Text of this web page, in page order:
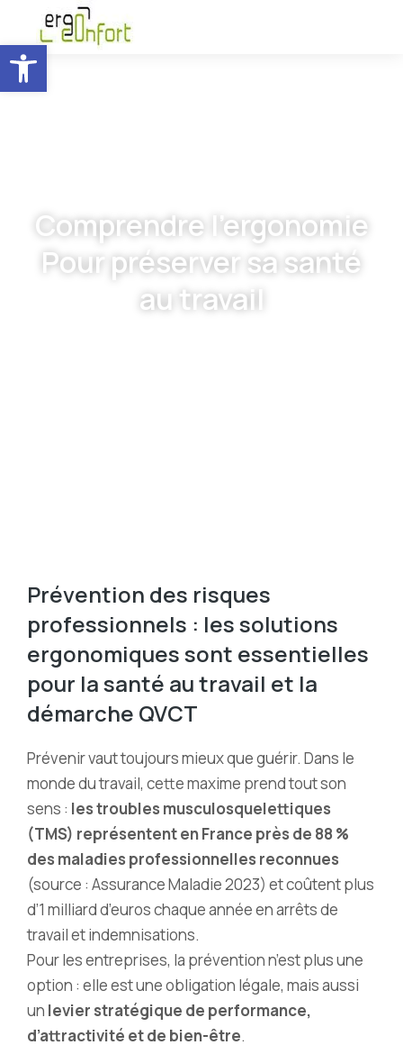
Ouvrir la barre d’outils
Comprendre l'ergonomie
Pour préserver sa santé
au travail
Prévention des risques
professionnels : les solutions
ergonomiques sont essentielles
pour la santé au travail et la
démarche QVCT
Prévenir vaut toujours mieux que guérir. Dans le
monde du travail, cette maxime prend tout son
sens : les troubles musculosquelettiques
(TMS) représentent en France près de 88 %
des maladies professionnelles reconnues
(source : Assurance Maladie 2023) et coûtent plus
d’1 milliard d’euros chaque année en arrêts de
travail et indemnisations.
Pour les entreprises, la prévention n’est plus une
option : elle est une obligation légale, mais aussi
un levier stratégique de performance,
d’attractivité et de bien-être.